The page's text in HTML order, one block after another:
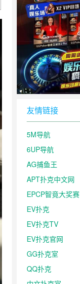
友情链接
5M导航
6UP导航
AG捕鱼王
APT扑克中文网
EPCP智竟大奖赛
EV扑克
EV扑克TV
EV扑克官网
GG扑克室
QQ扑克